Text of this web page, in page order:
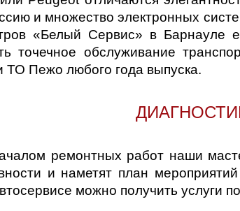
405 406
504 505
5008 BIPPER
и множество электронных
«Белый Сервис» в Барнауле
точечное обслуживание
ТО Пежо любого года выпуска.
ремонтных работ наши
и наметят план
можно получить услуги